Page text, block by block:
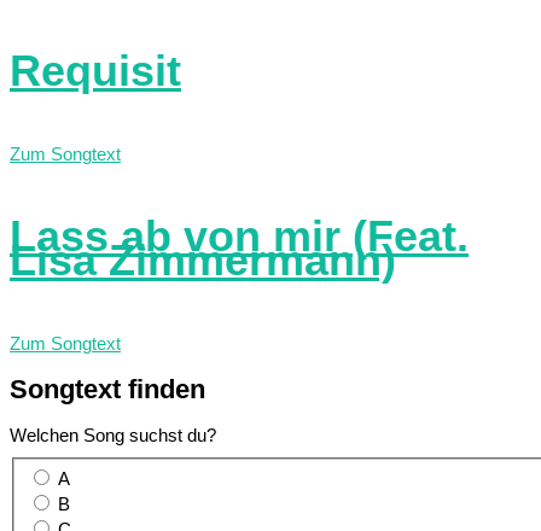
Requisit
Zum Songtext
Lass ab von mir (Feat.
Lisa Zimmermann)
Zum Songtext
Songtext finden
Welchen Song suchst du?
A
B